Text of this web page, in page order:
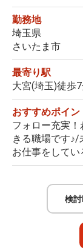
勤務地
埼玉県
さいたま市
最寄り駅
大宮(埼玉)徒歩
おすすめポイン
フォロー充実
きる職場です♪/
お仕事をして
検